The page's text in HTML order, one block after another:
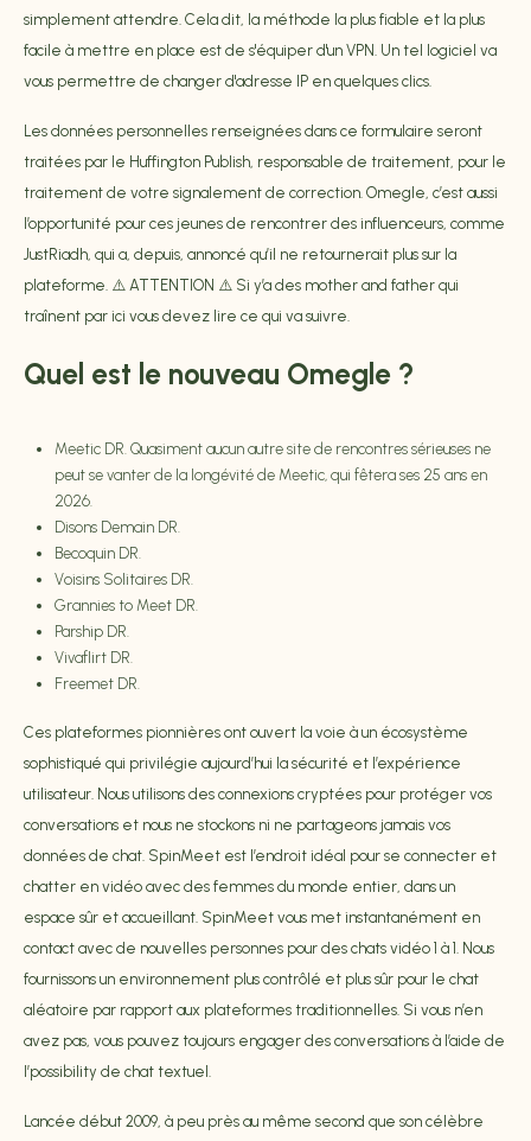
simplement attendre. Cela dit, la méthode la plus fiable et la plus
facile à mettre en place est de s'équiper d'un VPN. Un tel logiciel va
vous permettre de changer d'adresse IP en quelques clics.
Les données personnelles renseignées dans ce formulaire seront
traitées par le Huffington Publish, responsable de traitement, pour le
traitement de votre signalement de correction. Omegle, c’est aussi
l’opportunité pour ces jeunes de rencontrer des influenceurs, comme
JustRiadh, qui a, depuis, annoncé qu’il ne retournerait plus sur la
plateforme. ⚠️ ATTENTION ⚠️ Si y’a des mother and father qui
traînent par ici vous devez lire ce qui va suivre.
Quel est le nouveau Omegle ?
Meetic DR. Quasiment aucun autre site de rencontres sérieuses ne
peut se vanter de la longévité de Meetic, qui fêtera ses 25 ans en
2026.
Disons Demain DR.
Becoquin DR.
Voisins Solitaires DR.
Grannies to Meet DR.
Parship DR.
Vivaflirt DR.
Freemet DR.
Ces plateformes pionnières ont ouvert la voie à un écosystème
sophistiqué qui privilégie aujourd’hui la sécurité et l’expérience
utilisateur. Nous utilisons des connexions cryptées pour protéger vos
conversations et nous ne stockons ni ne partageons jamais vos
données de chat. SpinMeet est l’endroit idéal pour se connecter et
chatter en vidéo avec des femmes du monde entier, dans un
espace sûr et accueillant. SpinMeet vous met instantanément en
contact avec de nouvelles personnes pour des chats vidéo 1 à 1. Nous
fournissons un environnement plus contrôlé et plus sûr pour le chat
aléatoire par rapport aux plateformes traditionnelles. Si vous n’en
avez pas, vous pouvez toujours engager des conversations à l’aide de
l’possibility de chat textuel.
Lancée début 2009, à peu près au même second que son célèbre